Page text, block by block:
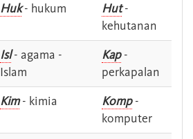
Huk- hukum Hut-
kehutanan
Isl- agama -
Islam
Kap-
perkapalan
Kim- kimia Komp-
komputer